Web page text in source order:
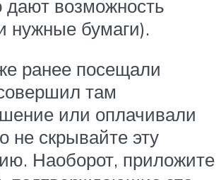
дают возможность
нужные бумаги).
ранее посещали
там
или оплачивали
не скрывайте эту
Наоборот, приложите